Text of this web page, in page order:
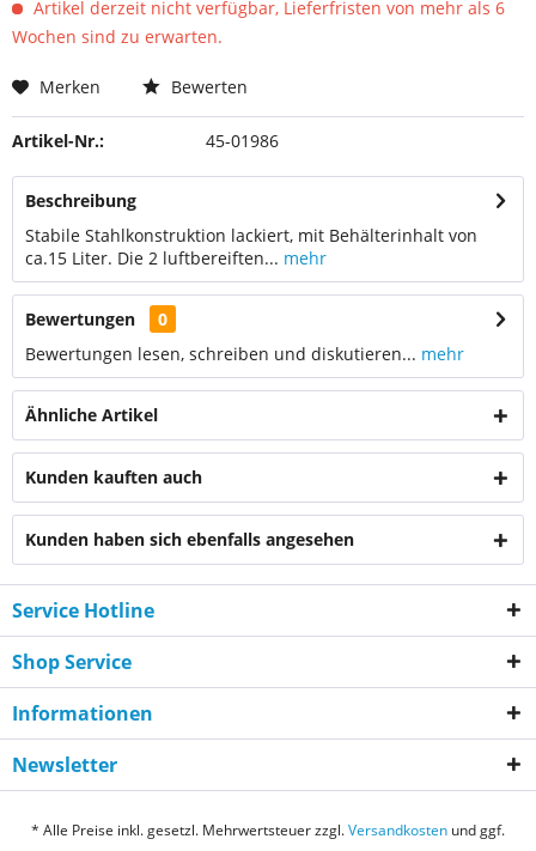
Artikel derzeit nicht verfügbar, Lieferfristen von mehr als 6
Wochen sind zu erwarten.
Merken Bewerten
Artikel-Nr.: 45-01986
Beschreibung
Stabile Stahlkonstruktion lackiert, mit Behälterinhalt von
ca.15 Liter. Die 2 luftbereiften... mehr
Bewertungen
0
Bewertungen lesen, schreiben und diskutieren... mehr
Ähnliche Artikel
Kunden kauften auch
Kunden haben sich ebenfalls angesehen
Service Hotline
Shop Service
Informationen
Newsletter
* Alle Preise inkl. gesetzl. Mehrwertsteuer zzgl.Versandkosten und ggf.